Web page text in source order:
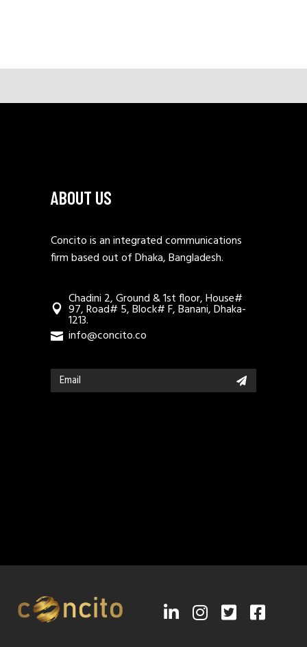
ABOUT US
Concito is an integrated communications
firm based out of Dhaka, Bangladesh.
Chadini 2, Ground & 1st floor, House#
97, Road# 5, Block# F, Banani, Dhaka-
1213.
info@concito.co